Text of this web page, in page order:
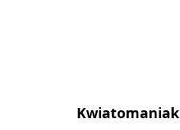
Kwiatomaniak